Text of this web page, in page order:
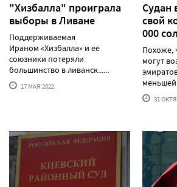
"Хизбалла" проиграла
выборы в Ливане
Поддерживаемая
Ираном «Хизбалла» и ее
союзники потеряли
большинство в ливанск......
17 МАЯ'2022
Судан
свой
000
Похоже,
могут
меньшей
31